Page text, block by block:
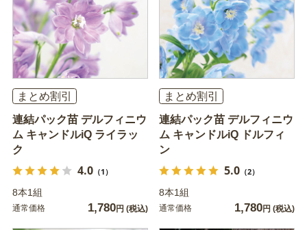
まとめ割引
連結パック苗 デルフィニウ
ム キャンドルiQ ライラッ
ク
4.0（1）
8本1組
通常価格 1,780円 (税込)
まとめ割引
連結パック苗 デルフィニウ
ム キャンドルiQ ドルフィ
ン
5.0（2）
8本1組
通常価格 1,780円 (税込)